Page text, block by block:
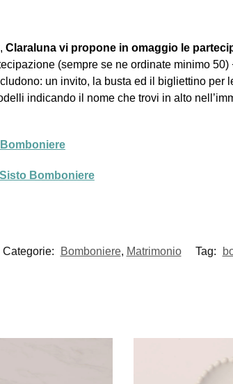
Claraluna vi propone in omaggio le
(sempre se ne ordinate minimo
un invito, la busta ed il bigliettino per
indicando il nome che trovi in alto
Bomboniere
Categorie: Bomboniere, Matrimonio Tag: